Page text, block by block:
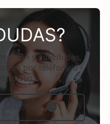
y solicitudes,
por teléfono o